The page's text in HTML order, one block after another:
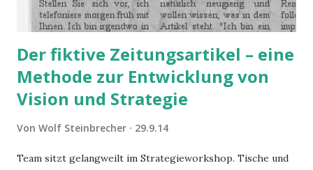
Der fiktive Zeitungsartikel – eine
Methode zur Entwicklung von
Vision und Strategie
Von Wolf Steinbrecher 29.9.14
Team sitzt gelangweilt im Strategieworkshop. Tische und